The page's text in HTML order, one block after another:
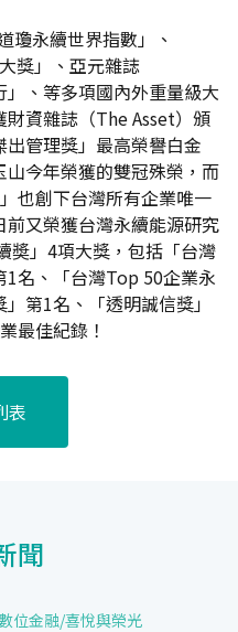
瓊永續世界指數」、
獎」、亞元雜誌
」、等多項國內外重量級大
資雜誌（The Asset）頒
管理獎」最高榮譽白金
今年榮獲的雙冠殊榮，而
也創下台灣所有企業唯一
又榮獲台灣永續能源研究
奬」4項大獎，包括「台灣
名、「台灣Top 50企業永
第1名、「透明誠信獎」
最佳紀錄！
表
聞
位金融/喜悅與榮光